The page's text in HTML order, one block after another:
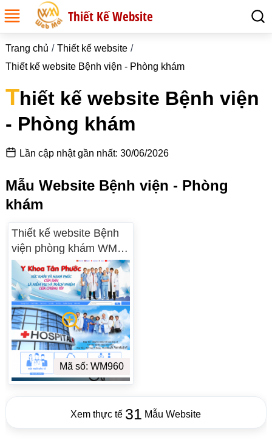
Thiết Kế Website
Trang chủ
Thiết kế website
Thiết kế website Bệnh viện - Phòng khám
Thiết kế website Bệnh viện
- Phòng khám
Lần cập nhật gần nhất: 30/06/2026
Mẫu Website Bệnh viện - Phòng
khám
Thiết kế website Bệnh
viện phòng khám WM
01
Mã số: WM960
Xem thực tế 31 Mẫu Website